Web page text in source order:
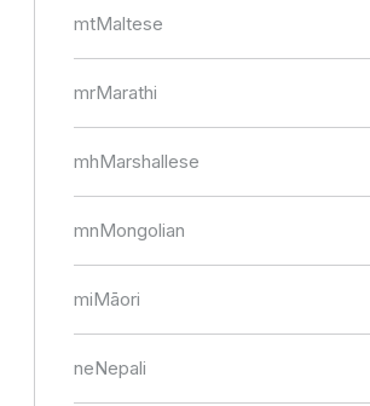
mtMaltese
mrMarathi
mhMarshallese
mnMongolian
miMāori
neNepali